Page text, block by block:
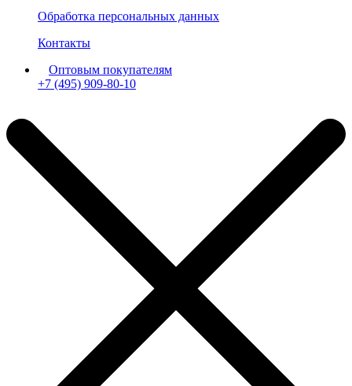
Обработка персональных данных
Контакты
Оптовым покупателям
+7 (495) 909-80-10